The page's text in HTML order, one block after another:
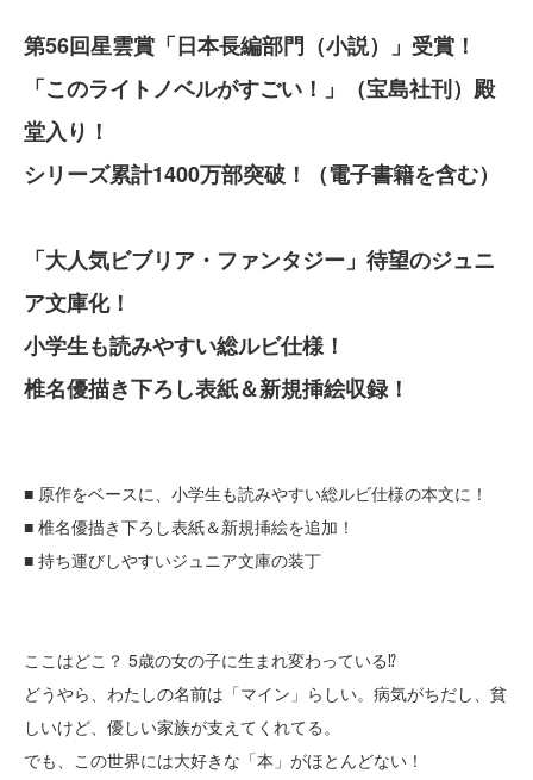
第56回星雲賞「日本長編部門（小説）」受賞！
「このライトノベルがすごい！」（宝島社刊）殿
堂入り！
シリーズ累計1400万部突破！（電子書籍を含む）
「大人気ビブリア・ファンタジー」待望のジュニ
ア文庫化！
小学生も読みやすい総ルビ仕様！
椎名優描き下ろし表紙＆新規挿絵収録！
■ 原作をベースに、小学生も読みやすい総ルビ仕様の本文に！
■ 椎名優描き下ろし表紙＆新規挿絵を追加！
■ 持ち運びしやすいジュニア文庫の装丁
ここはどこ？ 5歳の女の子に生まれ変わっている⁉
どうやら、わたしの名前は「マイン」らしい。病気がちだし、貧
しいけど、優しい家族が支えてくれてる。
でも、この世界には大好きな「本」がほとんどない！